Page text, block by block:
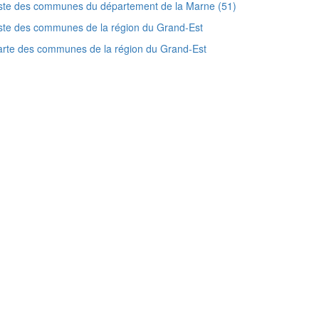
des communes du département de la Marne (51)
des communes de la région du Grand-Est
des communes de la région du Grand-Est